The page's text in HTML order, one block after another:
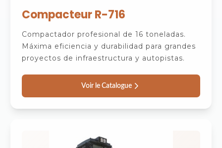
Compacteur R-716
Compactador profesional de 16 toneladas.
Máxima eficiencia y durabilidad para grandes
proyectos de infraestructura y autopistas.
Voir le Catalogue